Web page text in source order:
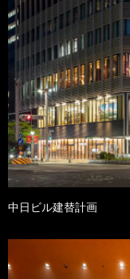
中日ビル建替計画